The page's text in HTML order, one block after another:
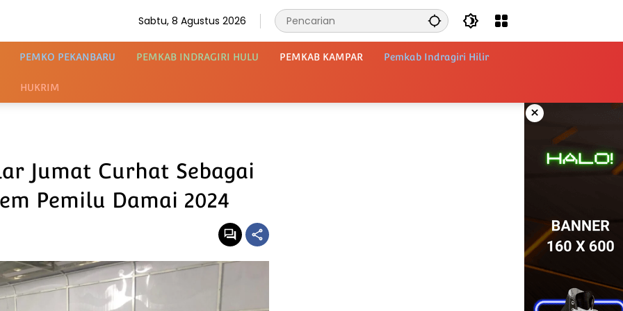
Sabtu, 8 Agustus 2026
PEMKO PEKANBARU PEMKAB INDRAGIRI HULU PEMKAB KAMPAR Pemkab Indragiri Hilir
HUKRIM
×
Jumat Curhat Sebagai
Pemilu Damai 2024